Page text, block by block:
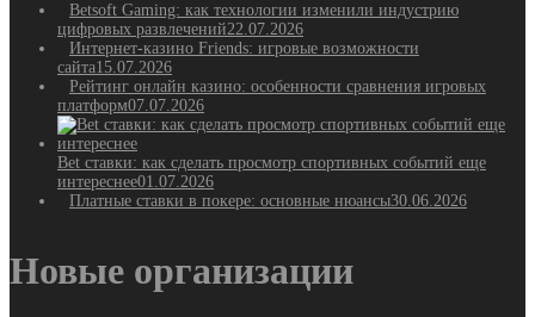
Betsoft Gaming: как технологии изменили индустрию
цифровых развлечений22.07.2026
Интернет-казино Friends: игровые возможности
сайта15.07.2026
Рейтинг онлайн казино: особенности сравнения игровых
платформ07.07.2026
Bet ставки: как сделать просмотр спортивных событий еще
интереснее01.07.2026
Платные ставки в покере: основные нюансы30.06.2026
Новые организации